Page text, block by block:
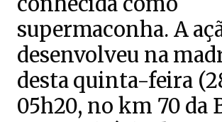
supermaconha. A
desenvolveu na
desta quinta-feira
05h20, no km 70 da